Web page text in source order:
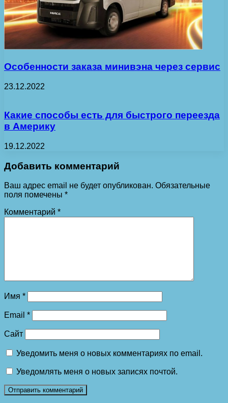
Особенности заказа минивэна через сервис
23.12.2022
Какие способы есть для быстрого переезда
в Америку
19.12.2022
Добавить комментарий
Ваш адрес email не будет опубликован. Обязательные
поля помечены *
Комментарий *
Имя *
Email *
Сайт
Уведомить меня о новых комментариях по email.
Уведомлять меня о новых записях почтой.